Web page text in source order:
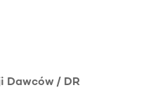
Dawców / DR